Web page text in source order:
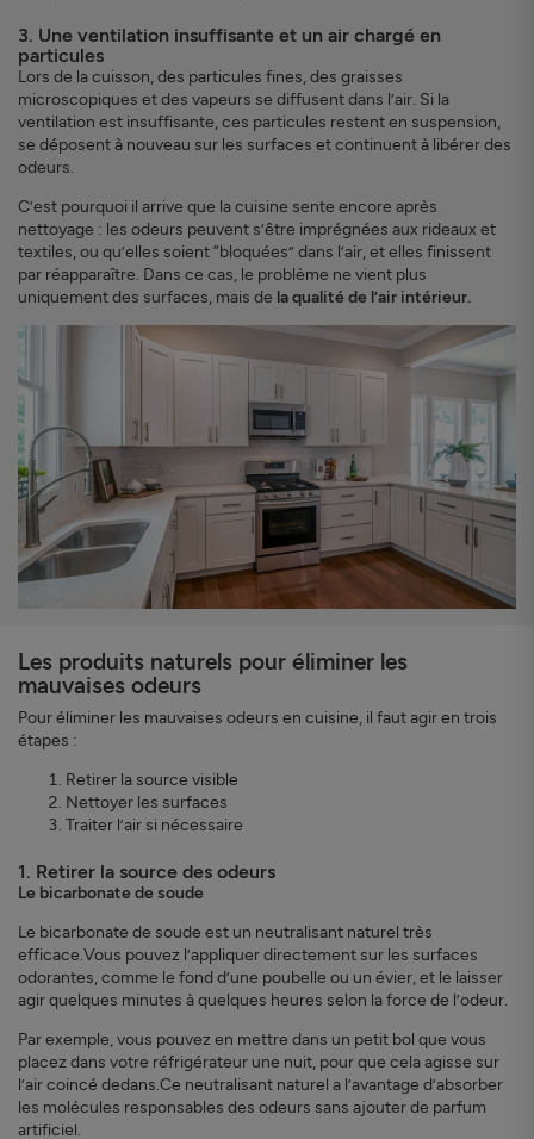
3. Une ventilation insuffisante et un air chargé en
particules
Lors de la cuisson, des particules fines, des graisses
microscopiques et des vapeurs se diffusent dans l’air. Si la
ventilation est insuffisante, ces particules restent en suspension,
se déposent à nouveau sur les surfaces et continuent à libérer des
odeurs.
C’est pourquoi il arrive que la cuisine sente encore après
nettoyage : les odeurs peuvent s’être imprégnées aux rideaux et
textiles, ou qu’elles soient “bloquées” dans l’air, et elles finissent
par réapparaître. Dans ce cas, le problème ne vient plus
uniquement des surfaces, mais de la qualité de l’air intérieur.
Les produits naturels pour éliminer les
mauvaises odeurs
Pour éliminer les mauvaises odeurs en cuisine, il faut agir en trois
étapes :
Retirer la source visible
Nettoyer les surfaces
Traiter l’air si nécessaire
1. Retirer la source des odeurs
Le bicarbonate de soude
Le bicarbonate de soude est un neutralisant naturel très
efficace.Vous pouvez l’appliquer directement sur les surfaces
odorantes, comme le fond d’une poubelle ou un évier, et le laisser
agir quelques minutes à quelques heures selon la force de l’odeur.
Par exemple, vous pouvez en mettre dans un petit bol que vous
placez dans votre réfrigérateur une nuit, pour que cela agisse sur
l’air coincé dedans.Ce neutralisant naturel a l’avantage d’absorber
les molécules responsables des odeurs sans ajouter de parfum
artificiel.